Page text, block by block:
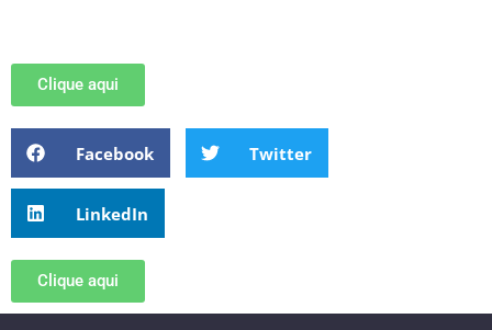
Clique aqui
Facebook Twitter
LinkedIn
Clique aqui